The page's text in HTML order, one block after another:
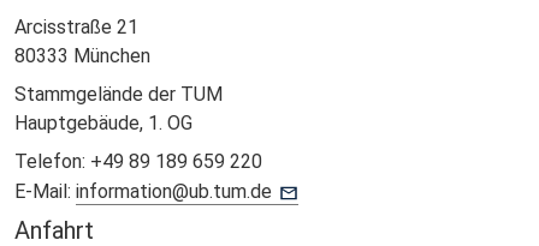
Arcisstraße 21
80333 München
Stammgelände der TUM
Hauptgebäude, 1. OG
Telefon: +49 89 189 659 220
E-Mail: information@ub.tum.de
Anfahrt